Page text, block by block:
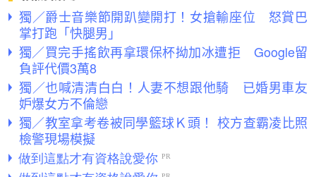
獨／爵士音樂節開趴變開打！女搶輸座位 怒賞巴
掌打跑「快腿男」
獨／買完手搖飲再拿環保杯拗加冰遭拒 Google留
負評代價3萬8
獨／也喊清清白白！人妻不想跟他騎 已婚男車友
妒爆女方不倫戀
獨／教室拿考卷被同學籃球Ｋ頭！ 校方查霸凌比照
檢警現場模擬